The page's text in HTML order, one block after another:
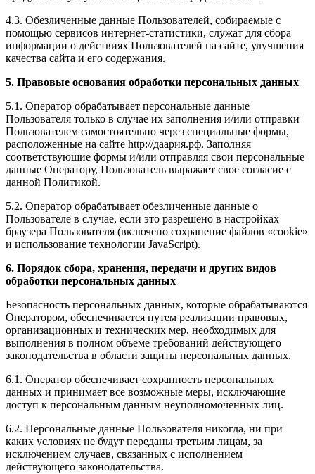
4.3. Обезличенные данные Пользователей, собираемые с
помощью сервисов интернет-статистики, служат для сбора
информации о действиях Пользователей на сайте, улучшения
качества сайта и его содержания.
5. Правовые основания обработки персональных данных
5.1. Оператор обрабатывает персональные данные
Пользователя только в случае их заполнения и/или отправки
Пользователем самостоятельно через специальные формы,
расположенные на сайте http://даария.рф. Заполняя
соответствующие формы и/или отправляя свои персональные
данные Оператору, Пользователь выражает свое согласие с
данной Политикой.
5.2. Оператор обрабатывает обезличенные данные о
Пользователе в случае, если это разрешено в настройках
браузера Пользователя (включено сохранение файлов «cookie»
и использование технологии JavaScript).
6. Порядок сбора, хранения, передачи и других видов
обработки персональных данных
Безопасность персональных данных, которые обрабатываются
Оператором, обеспечивается путем реализации правовых,
организационных и технических мер, необходимых для
выполнения в полном объеме требований действующего
законодательства в области защиты персональных данных.
6.1. Оператор обеспечивает сохранность персональных
данных и принимает все возможные меры, исключающие
доступ к персональным данным неуполномоченных лиц.
6.2. Персональные данные Пользователя никогда, ни при
каких условиях не будут переданы третьим лицам, за
исключением случаев, связанных с исполнением
действующего законодательства.